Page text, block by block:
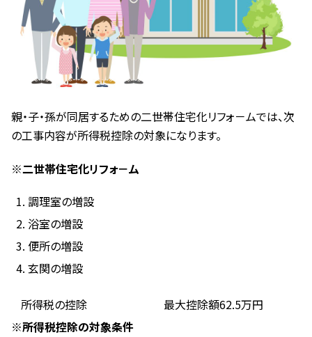
親・子・孫が同居するための二世帯住宅化リフォ－ムでは、次
の工事内容が所得税控除の対象になります。
※二世帯住宅化リフォ－ム
調理室の増設
浴室の増設
便所の増設
玄関の増設
所得税の控除
最大控除額62.5万円
※所得税控除の対象条件